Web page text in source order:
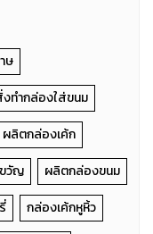
ษ
ทำกล่องใส่ขนม
ผลิตกล่องเค้ก
วัญ
ผลิตกล่องขนม
กล่องเค้กหูหิ้ว